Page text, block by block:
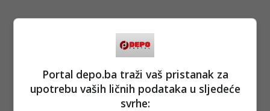
Portal depo.ba traži vaš pristanak za
upotrebu vaših ličnih podataka u sljedeće
svrhe: